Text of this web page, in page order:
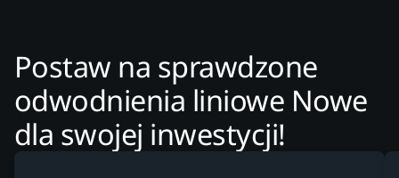
Postaw na sprawdzone
odwodnienia liniowe Nowe
dla swojej inwestycji!